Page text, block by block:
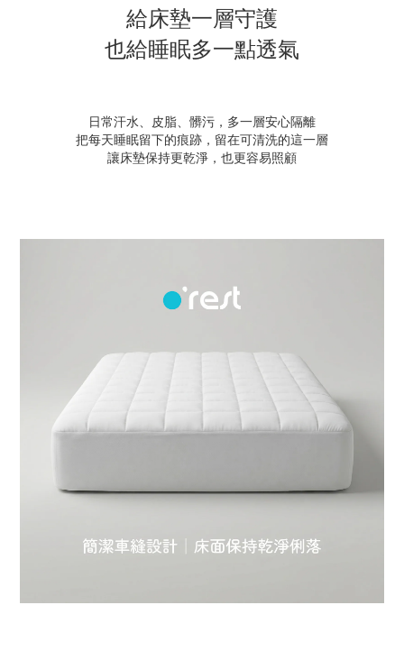
給床墊一層守護
也給睡眠多一點透氣
日常汗水、皮脂、髒污，多一層安心隔離
把每天睡眠留下的痕跡，留在可清洗的這一層
讓床墊保持更乾淨，也更容易照顧